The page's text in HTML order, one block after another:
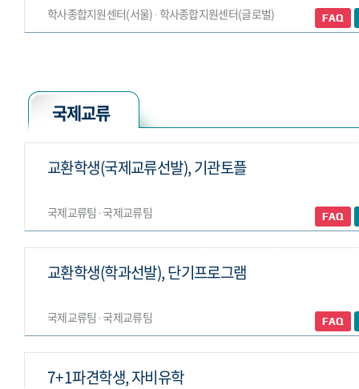
학사종합지원센터(서울) ∙ 학사종합지원센터(글로벌)
국제교류
국제교류팀 ∙ 국제교류팀
교환학생(국제교류선발), 기관토플
국제교류팀 ∙ 국제교류팀
교환학생(학과선발), 단기프로그램
7+1파견학생, 자비유학